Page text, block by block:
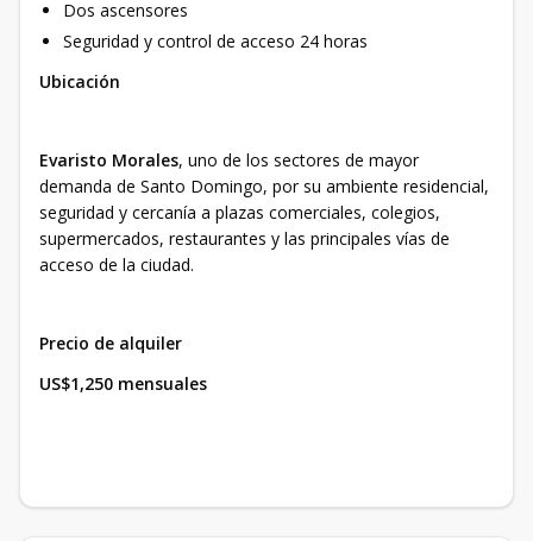
Dos ascensores
Seguridad y control de acceso 24 horas
Ubicación
Evaristo Morales, uno de los sectores de mayor
demanda de Santo Domingo, por su ambiente residencial,
seguridad y cercanía a plazas comerciales, colegios,
supermercados, restaurantes y las principales vías de
acceso de la ciudad.
Precio de alquiler
US$1,250 mensuales